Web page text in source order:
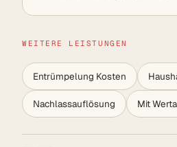
WEITERE LEISTUNGEN
Entrümpelung Kosten
Nachlassauflösung Mit